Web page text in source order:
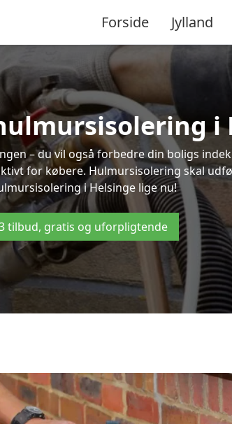
Forside Jylland
i
– du vil også forbedre din boligs
for købere. Hulmursisolering skal
i Helsinge lige nu!
tilbud, gratis og uforpligtende